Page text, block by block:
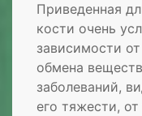
Приведенная
кости очень
зависимости
обмена
заболеваний,
его тяжести,